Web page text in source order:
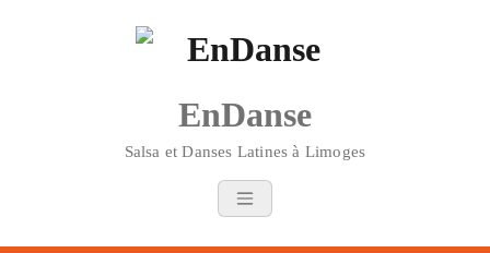
EnDanse
Salsa et Danses Latines à Limoges